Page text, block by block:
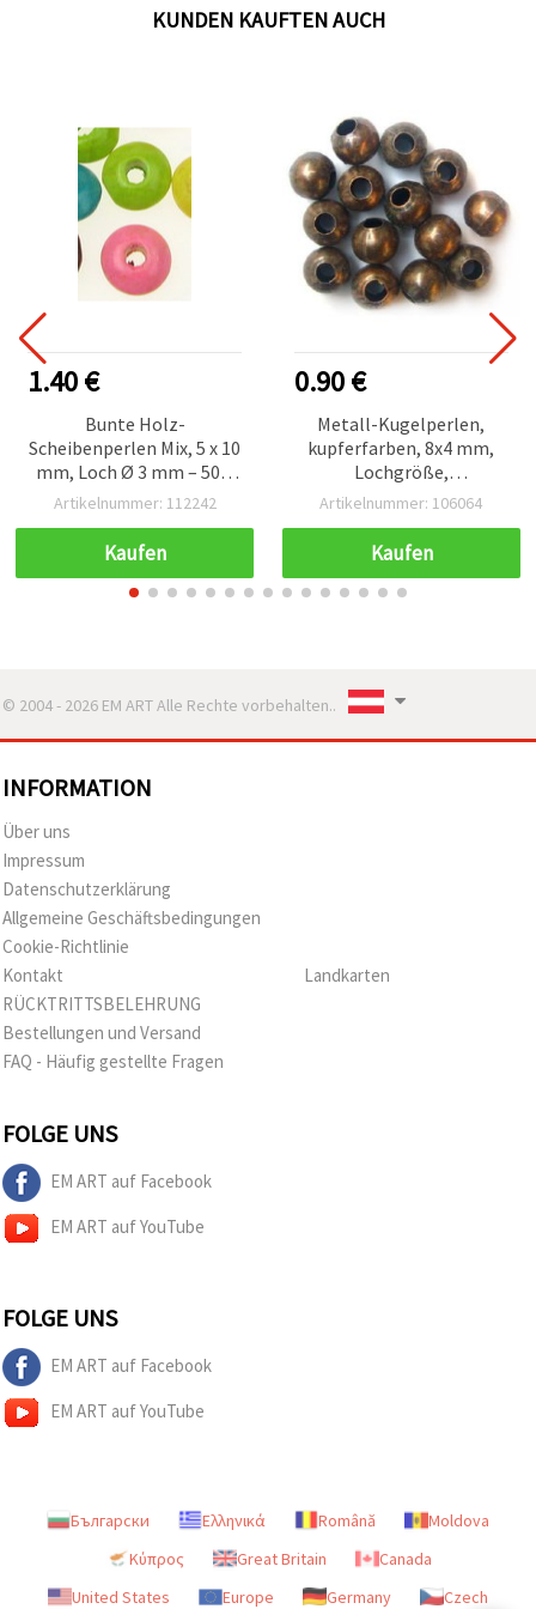
KUNDEN KAUFTEN AUCH
1.40 €
Bunte Holz-
Scheibenperlen Mix, 5 x 10
mm, Loch Ø 3 mm – 50 g
(ca. 400 Stk.) für kreative
Basteln
Artikelnummer: 112242
Kaufen
0.90 €
Metall-Kugelperlen,
kupferfarben, 8x4 mm,
Lochgröße,
Schmuckzubehör &
Artikelnummer: 106064
Kaufen
© 2004 - 2026 EM ART Alle Rechte vorbehalten..
INFORMATION
Über uns
Impressum
Datenschutzerklärung
Allgemeine Geschäftsbedingungen
Cookie-Richtlinie
Kontakt
RÜCKTRITTSBELEHRUNG
Bestellungen und Versand
FAQ - Häufig gestellte Fragen
Landkarten
FOLGE UNS
EM ART auf Facebook
EM ART auf YouTube
FOLGE UNS
EM ART auf Facebook
EM ART auf YouTube
Български Ελληνικά Română
Moldova
Κύπρος
Great Britain
Canada
United States
Europe Germany Czech